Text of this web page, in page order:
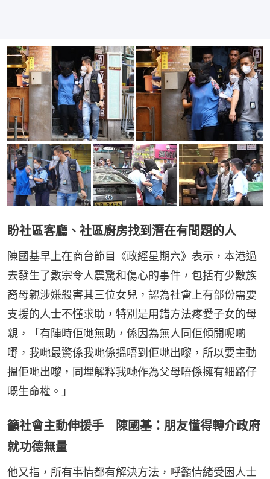
盼社區客廳、社區廚房找到潛在有問題的人
陳國基早上在商台節目《政經星期六》表示，本港過
去發生了數宗令人震驚和傷心的事件，包括有少數族
裔母親涉嫌殺害其三位女兒，認為社會上有部份需要
支援的人士不懂求助，特別是用錯方法疼愛子女的母
親，「有陣時佢哋無助，係因為無人同佢傾開呢啲
嘢，我哋最驚係我哋係搵唔到佢哋出嚟，所以要主動
搵佢哋出嚟，同埋解釋我哋作為父母唔係擁有細路仔
嘅生命權。」
籲社會主動伸援手 陳國基：朋友懂得轉介政府
就功德無量
他又指，所有事情都有解決方法，呼籲情緒受困人士